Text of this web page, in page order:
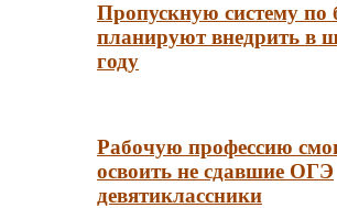
Пропускную систему по
планируют внедрить в
году
Рабочую профессию
освоить не сдавшие ОГЭ
девятиклассники